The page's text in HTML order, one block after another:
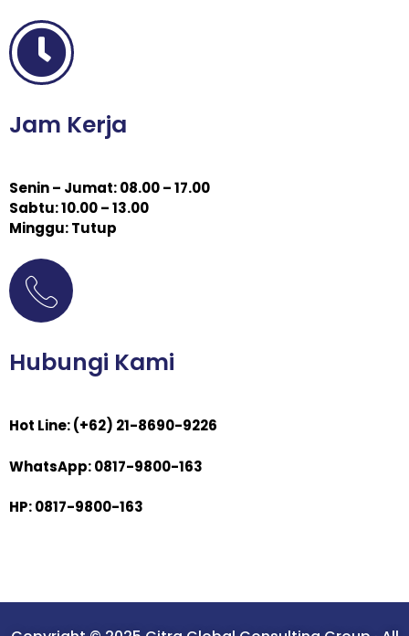
Jam Kerja
Senin – Jumat: 08.00 – 17.00
Sabtu: 10.00 – 13.00
Minggu: Tutup
Hubungi Kami
Hot Line: (+62) 21-8690-9226
WhatsApp: 0817-9800-163
HP: 0817-9800-163